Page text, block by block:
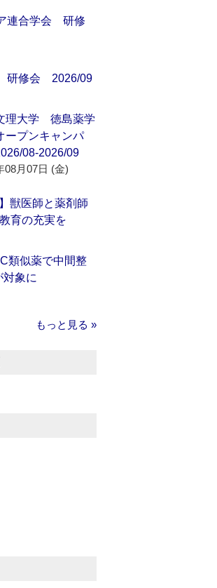
連合学会 研修
研修会 2026/09
理大学 徳島薬学
プンキャンパ
08-2026/09
08月07日 (金)
獣医師と薬剤師
育の充実を
類似薬で中間整
対象に
もっと見る »